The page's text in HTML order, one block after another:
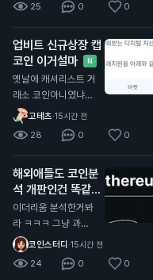
25 0 0
업비트 신규상장 캡
코인 이거설마
N
옛날에 캐셔리스트 거
래소 코인아니였냐?
ㅋㅋㅋ고테츠·15시간 전
28 0 0
해외애들도 코인분
석 개판인건 똑같음
N
이더리움 분석한거봐
라 ㅋㅋㅋ 그냥 과거
산모양 비슷하다고 저
기서 지지해주고 올라
갈거라고 단순하게 생
코인스터디 ·15시간 전
24 0 0